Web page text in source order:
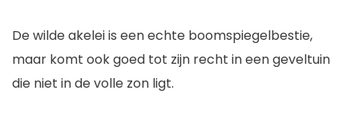
De wilde akelei is een echte boomspiegelbestie,
maar komt ook goed tot zijn recht in een geveltuin
die niet in de volle zon ligt.